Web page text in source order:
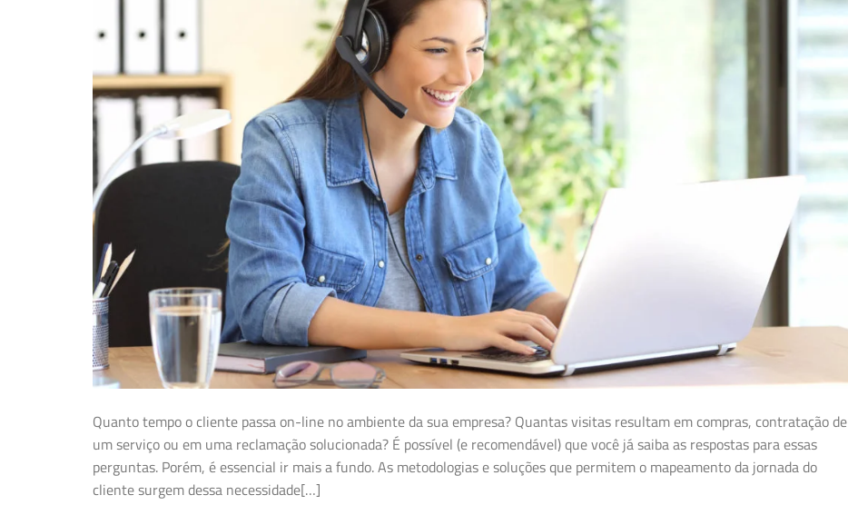
Quanto tempo o cliente passa on-line no ambiente da sua empresa? Quantas visitas resultam em compras, contratação de
um serviço ou em uma reclamação solucionada? É possível (e recomendável) que você já saiba as respostas para essas
perguntas. Porém, é essencial ir mais a fundo. As metodologias e soluções que permitem o mapeamento da jornada do
cliente surgem dessa necessidade[…]